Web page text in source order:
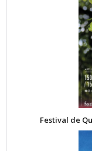
Festival de